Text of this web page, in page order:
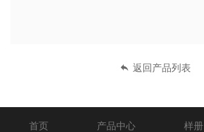
返回产品列表
首页 产品中心 样册